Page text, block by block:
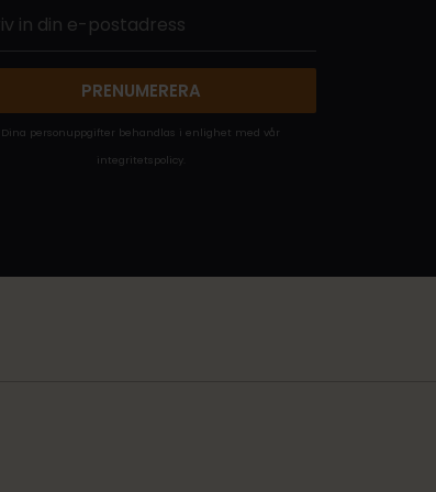
PRENUMERERA
Dina personuppgifter behandlas i enlighet med vår
integritetspolicy.